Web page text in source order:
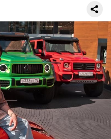
в
Гусейна Гасанова.
уголовное дело о
преступных
В тот же день
. ДЕНЬГИ
МВД